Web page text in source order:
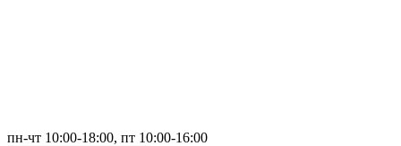
пн-чт 10:00-18:00, пт 10:00-16:00